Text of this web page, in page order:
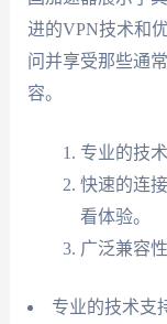
进的VPN技术和
问并享受那些通
容。
专业的技
快速的连
看体验。
广泛兼容
专业的技术支